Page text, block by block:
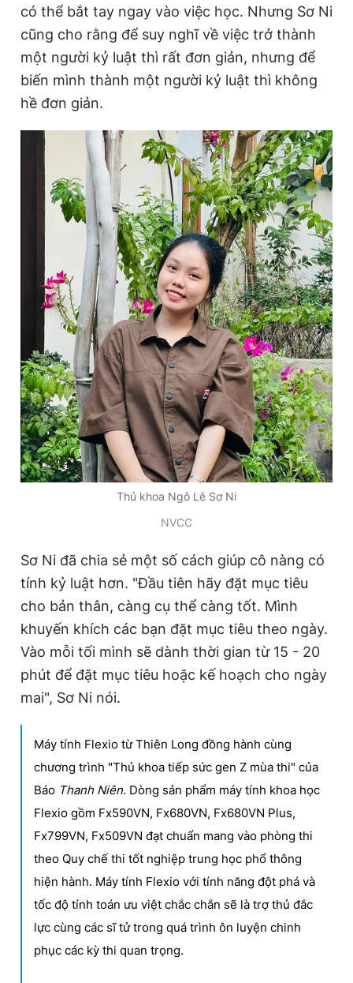
i
m
e
có thể bắt tay ngay vào việc học. Nhưng Sơ Ni
cũng cho rằng để suy nghĩ về việc trở thành
một người kỷ luật thì rất đơn giản, nhưng để
biến mình thành một người kỷ luật thì không
hề đơn giản.
Thủ khoa Ngô Lê Sơ Ni
NVCC
Sơ Ni đã chia sẻ một số cách giúp cô nàng có
tính kỷ luật hơn. "Đầu tiên hãy đặt mục tiêu
cho bản thân, càng cụ thể càng tốt. Mình
khuyến khích các bạn đặt mục tiêu theo ngày.
Vào mỗi tối mình sẽ dành thời gian từ 15 - 20
phút để đặt mục tiêu hoặc kế hoạch cho ngày
mai", Sơ Ni nói.
Máy tính Flexio từ Thiên Long đồng hành cùng
chương trình "Thủ khoa tiếp sức gen Z mùa thi" của
Báo Thanh Niên. Dòng sản phẩm máy tính khoa học
Flexio gồm Fx590VN, Fx680VN, Fx680VN Plus,
Fx799VN, Fx509VN đạt chuẩn mang vào phòng thi
theo Quy chế thi tốt nghiệp trung học phổ thông
hiện hành. Máy tính Flexio với tính năng đột phá và
tốc độ tính toán ưu việt chắc chắn sẽ là trợ thủ đắc
lực cùng các sĩ tử trong quá trình ôn luyện chinh
phục các kỳ thi quan trọng.